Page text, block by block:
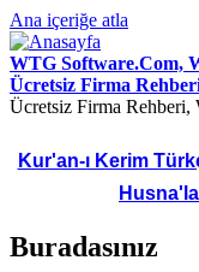
Ana içeriğe atla
WTG Software.Com,
Ücretsiz Firma
Ücretsiz Firma Rehberi,
Kur'an-ı Kerim
Buradasınız